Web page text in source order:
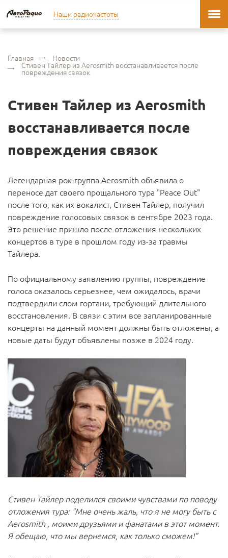
Наши радиочастоты
Главная Новости
Стивен Тайлер из Aerosmith восстанавливается после
повреждения связок
Стивен Тайлер из Aerosmith
восстанавливается после
повреждения связок
Легендарная рок-группа Aerosmith объявила о
переносе дат своего прощального тура "Peace Out"
после того, как их вокалист, Стивен Тайлер, получил
повреждение голосовых связок в сентябре 2023 года.
Это решение пришло после отложения нескольких
концертов в туре в прошлом году из-за травмы
Тайлера.
По официальному заявлению группы, повреждение
голоса оказалось серьезнее, чем ожидалось, врачи
подтвердили слом гортани, требующий длительного
восстановления. В связи с этим все запланированные
концерты на данный момент должны быть отложены, а
новые даты будут объявлены позже в 2024 году.
Стивен Тайлер поделился своими чувствами по поводу
отложения тура: "Мне очень жаль, что я не могу быть с
Aerosmith , моими друзьями и фанатами в этот момент.
Я обещаю, что мы вернемся, как только сможем!"